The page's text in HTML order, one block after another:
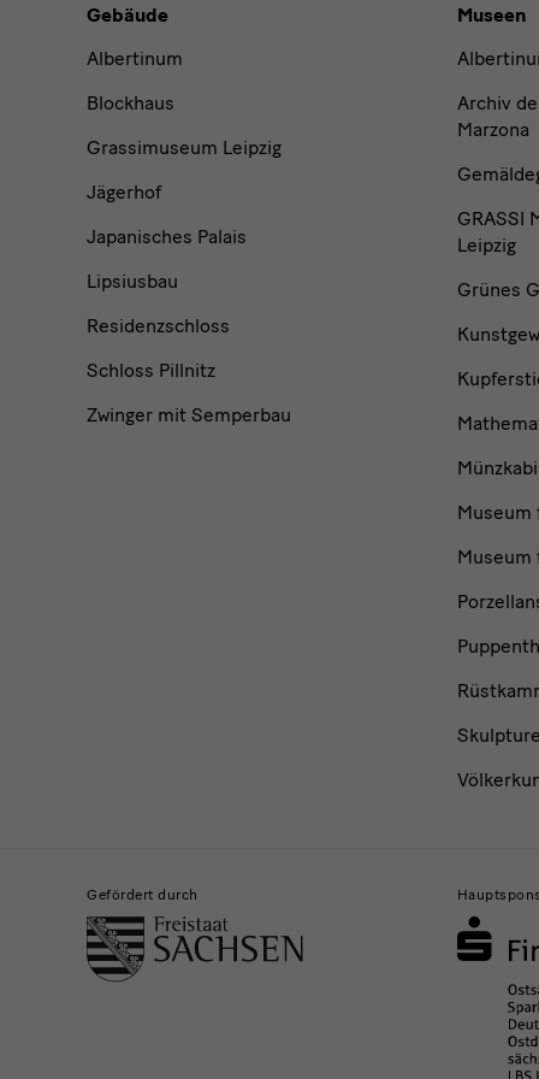
Gebäude,
Museen
und
Institutionen
Gebäude
Albertinum
Blockhaus
Grassimuseum Leipzig
Jägerhof
Japanisches Palais
Lipsiusbau
Residenzschloss
Schloss Pillnitz
Zwinger mit Semperbau
Museen
Archiv
Marzona
GRASSI
Leipzig
Grünes
Museum
Museum
Gefördert durch